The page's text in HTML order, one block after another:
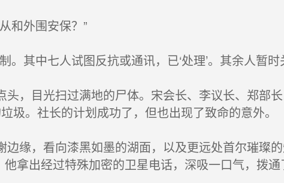
和外围安保？”
。其中七人试图反抗或通讯，已‘处理’。其余人暂
，目光扫过满地的尸体。宋会长、李议长、郑部
圾。社长的计划成功了，但也出现了致命的意外。
缘，看向漆黑如墨的湖面，以及更远处首尔璀璨
拿出经过特殊加密的卫星电话，深吸一口气，拨通